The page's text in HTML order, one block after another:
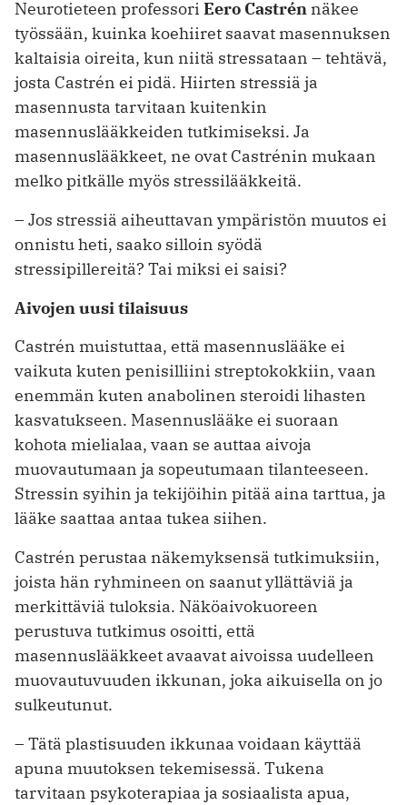
Neurotieteen professori Eero Castrén näkee
työssään, kuinka koehiiret saavat masennuksen
kaltaisia oireita, kun niitä stressataan – tehtävä,
josta Castrén ei pidä. Hiirten stressiä ja
masennusta tarvitaan kuitenkin
masennuslääkkeiden tutkimiseksi. Ja
masennuslääkkeet, ne ovat Castrénin mukaan
melko pitkälle myös stressilääkkeitä.
– Jos stressiä aiheuttavan ympäristön muutos ei
onnistu heti, saako silloin syödä
stressipillereitä? Tai miksi ei saisi?
Aivojen uusi tilaisuus
Castrén muistuttaa, että masennuslääke ei
vaikuta kuten penisilliini streptokokkiin, vaan
enemmän kuten anabolinen steroidi lihasten
kasvatukseen. Masennuslääke ei suoraan
kohota mielialaa, vaan se auttaa aivoja
muovautumaan ja sopeutumaan tilanteeseen.
Stressin syihin ja tekijöihin pitää aina tarttua, ja
lääke saattaa antaa tukea siihen.
Castrén perustaa näkemyksensä tutkimuksiin,
joista hän ryhmineen on saanut yllättäviä ja
merkittäviä tuloksia. Näköaivokuoreen
perustuva tutkimus osoitti, että
masennuslääkkeet avaavat aivoissa uudelleen
muovautuvuuden ikkunan, joka aikuisella on jo
sulkeutunut.
– Tätä plastisuuden ikkunaa voidaan käyttää
apuna muutoksen tekemisessä. Tukena
tarvitaan psykoterapiaa ja so­siaalista apua,